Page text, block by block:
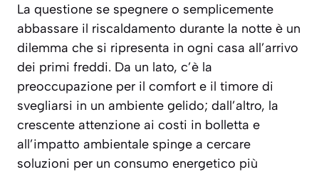
La questione se spegnere o semplicemente
abbassare il riscaldamento durante la notte è un
dilemma che si ripresenta in ogni casa all’arrivo
dei primi freddi. Da un lato, c’è la
preoccupazione per il comfort e il timore di
svegliarsi in un ambiente gelido; dall’altro, la
crescente attenzione ai costi in bolletta e
all’impatto ambientale spinge a cercare
soluzioni per un consumo energetico più